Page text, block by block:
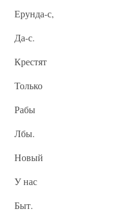
Ерунда-с,
Да-с.
Крестят
Только
Рабы
Лбы.
Новый
У нас
Быт.